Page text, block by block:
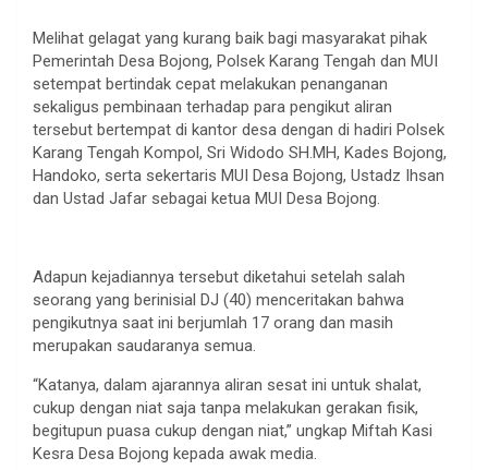
Melihat gelagat yang kurang baik bagi masyarakat pihak
Pemerintah Desa Bojong, Polsek Karang Tengah dan MUI
setempat bertindak cepat melakukan penanganan
sekaligus pembinaan terhadap para pengikut aliran
tersebut bertempat di kantor desa dengan di hadiri Polsek
Karang Tengah Kompol, Sri Widodo SH.MH, Kades Bojong,
Handoko, serta sekertaris MUI Desa Bojong, Ustadz Ihsan
dan Ustad Jafar sebagai ketua MUI Desa Bojong.
Adapun kejadiannya tersebut diketahui setelah salah
seorang yang berinisial DJ (40) menceritakan bahwa
pengikutnya saat ini berjumlah 17 orang dan masih
merupakan saudaranya semua.
“Katanya, dalam ajarannya aliran sesat ini untuk shalat,
cukup dengan niat saja tanpa melakukan gerakan fisik,
begitupun puasa cukup dengan niat,” ungkap Miftah Kasi
Kesra Desa Bojong kepada awak media.